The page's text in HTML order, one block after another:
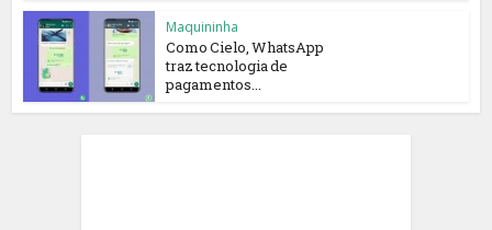
Maquininha
Como Cielo, WhatsApp
traz tecnologia de
pagamentos...